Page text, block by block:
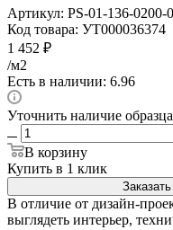
Артикул: PS-01-136-0200-
Код товара: УТ000036374
1 452 ₽
/м2
Есть в наличии: 6.96
Уточнить наличие
В корзину
Купить в 1 клик
В отличие от дизайн-
выглядеть интерьер,